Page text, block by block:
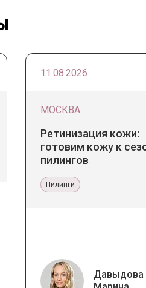
11.08.2026
МОСКВА
Ретинизация кожи:
готовим кожу к
пилингов
Пилинги
Давыдова